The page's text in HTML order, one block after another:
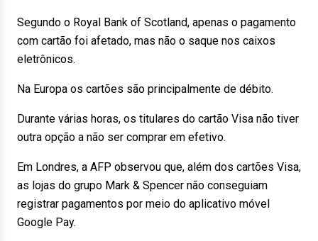
Segundo o Royal Bank of Scotland, apenas o pagamento
com cartão foi afetado, mas não o saque nos caixos
eletrônicos.
Na Europa os cartões são principalmente de débito.
Durante várias horas, os titulares do cartão Visa não tiver
outra opção a não ser comprar em efetivo.
Em Londres, a AFP observou que, além dos cartões Visa,
as lojas do grupo Mark & Spencer não conseguiam
registrar pagamentos por meio do aplicativo móvel
Google Pay.